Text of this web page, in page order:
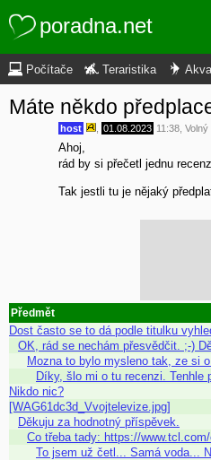
poradna.net
Počítače Teraristika
Máte někdo
host 01.08.2023 11:38 Volný
Ahoj,
rád by si přečetl jednu
Tak jestli tu je nějaký
Předmět
Dost často se to dá podle titulku
OK, rád se nechám přesvědčit. ;-)
Mozna to bylo mysleno tak, ze si
Díky, šlo mi o tu recenzi. Tenhle
Nikdo nic?
[WAG61dc3d_Vvojtelevize.jpg]
Děkuju za hodnotný příspěvek.
Co třeba tady: https://
To jsem už četl... Samá voda...